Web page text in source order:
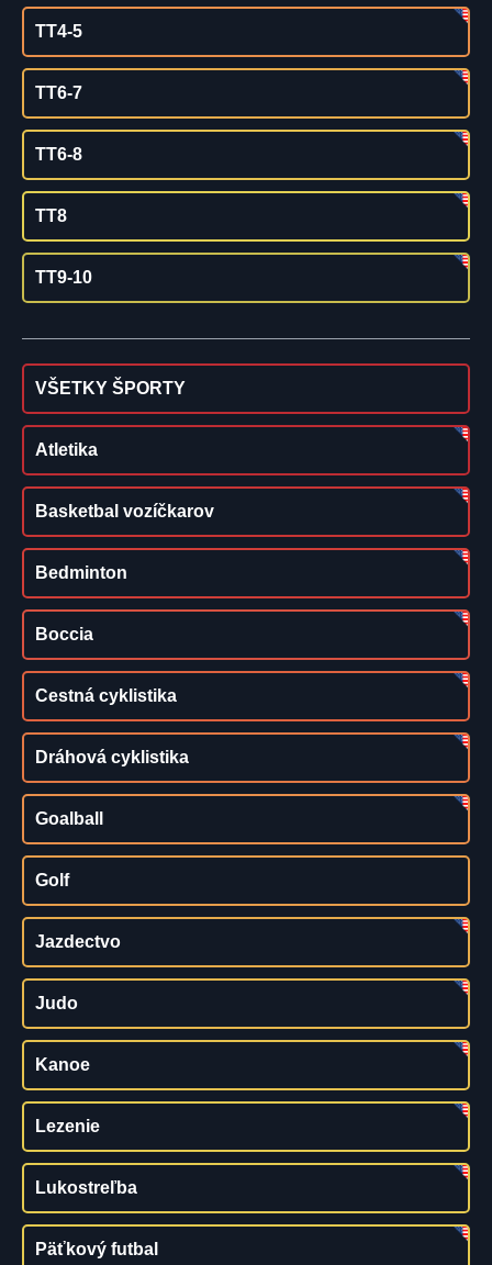
TT4-5
TT6-7
TT6-8
TT8
TT9-10
VŠETKY ŠPORTY
Atletika
Basketbal vozíčkarov
Bedminton
Boccia
Cestná cyklistika
Dráhová cyklistika
Goalball
Golf
Jazdectvo
Judo
Kanoe
Lezenie
Lukostreľba
Päťkový futbal